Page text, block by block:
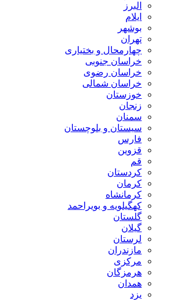
البرز
ایلام
بوشهر
تهران
چهارمحال و بختیاری
خراسان جنوبی
خراسان رضوی
خراسان شمالی
خوزستان
زنجان
سمنان
سیستان و بلوچستان
فارس
قزوین
قم
کردستان
کرمان
کرمانشاه
کهگیلویه و بویراحمد
گلستان
گیلان
لرستان
مازندران
مرکزی
هرمزگان
همدان
یزد